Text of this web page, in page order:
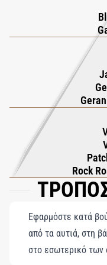
Rock
Εφαρμόστε κατά
από τα αυτιά, στη
στο εσωτερικό των